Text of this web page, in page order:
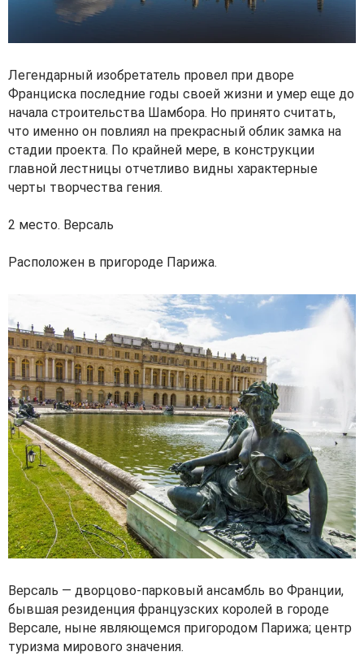
Легендарный изобретатель провел при дворе
Франциска последние годы своей жизни и умер еще до
начала строительства Шамбора. Но принято считать,
что именно он повлиял на прекрасный облик замка на
стадии проекта. По крайней мере, в конструкции
главной лестницы отчетливо видны характерные
черты творчества гения.
2 место. Версаль
Расположен в пригороде Парижа.
Версаль — дворцово-парковый ансамбль во Франции,
бывшая резиденция французских королей в городе
Версале, ныне являющемся пригородом Парижа; центр
туризма мирового значения.